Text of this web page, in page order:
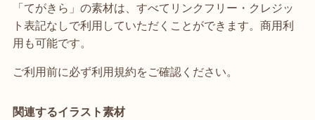
「てがきら」の素材は、すべてリンクフリー・クレジッ
ト表記なしで利用していただくことができます。商用利
用も可能です。
ご利用前に必ず利用規約をご確認ください。
関連するイラスト素材